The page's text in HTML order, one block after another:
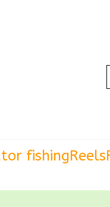
fishingReels